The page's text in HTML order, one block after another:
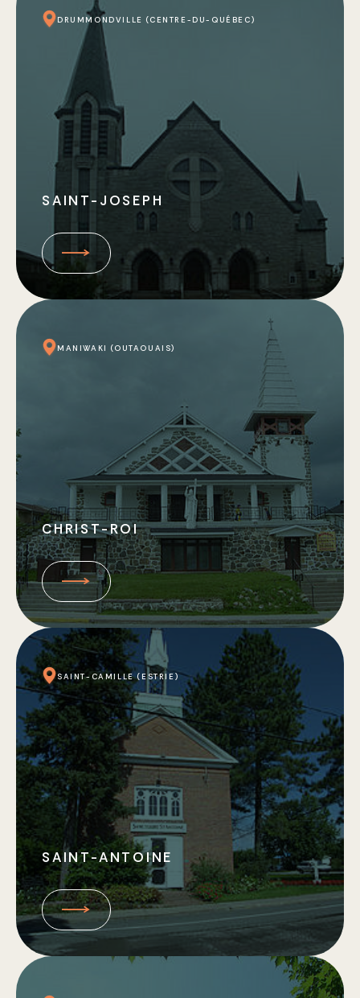
DRUMMONDVILLE (CENTRE-DU-QUÉBEC)
SAINT-JOSEPH
MANIWAKI (OUTAOUAIS)
CHRIST-ROI
SAINT-CAMILLE (ESTRIE)
SAINT-ANTOINE